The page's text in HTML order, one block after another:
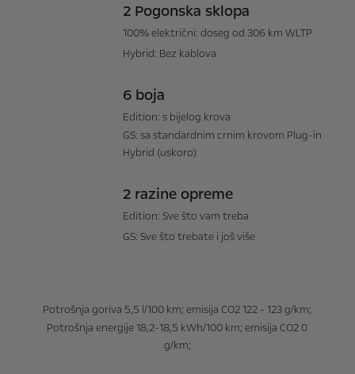
2 Pogonska sklopa
100% električni: doseg od 306 km WLTP​
Hybrid: Bez kablova
6 boja
Edition: s bijelog krova​
GS: sa standardnim crnim krovom Plug-in
Hybrid (uskoro)
2 razine opreme
Edition: Sve što vam treba
GS: Sve što trebate i još više
Potrošnja goriva 5,5 l/100 km; emisija CO2 122 - 123 g/km;
Potrošnja energije 18,2-18,5 kWh/100 km; emisija CO2 0
g/km;